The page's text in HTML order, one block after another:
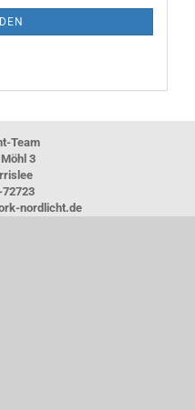
Team
3
nordlicht.de